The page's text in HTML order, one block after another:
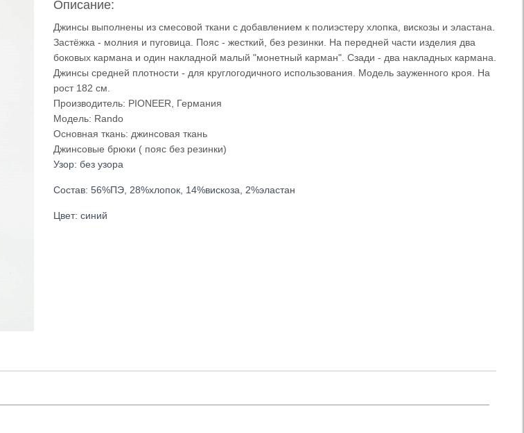
Описание:
Джинсы выполнены из смесовой ткани с добавлением к полиэстеру хлопка, вискозы и эластана.
Застёжка - молния и пуговица. Пояс - жесткий, без резинки. На передней части изделия два
боковых кармана и один накладной малый "монетный карман". Сзади - два накладных кармана.
Джинсы средней плотности - для круглогодичного использования. Модель зауженного кроя. На
рост 182 см.
Производитель: PIONEER, Германия
Модель: Rando
Основная ткань: джинсовая ткань
Джинсовые брюки ( пояс без резинки)
Узор: без узора
Состав: 56%ПЭ, 28%хлопок, 14%вискоза, 2%эластан
Цвет: синий